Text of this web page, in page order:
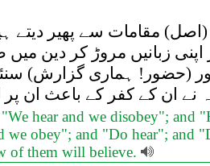
مقامات سے پھیر دیتے
اپنی زبانیں مروڑ کر دین
(حضور! ہماری گزارش)
نے ان کے کفر کے باعث ان
hear and we disobey";
obey"; and "Do hear"; and
of them will believe.